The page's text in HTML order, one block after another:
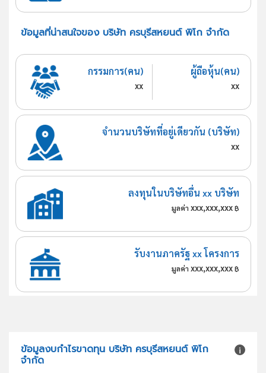
ข้อมูลที่น่าสนใจของ บริษัท ครบุรีสหยนต์ พิโก จำกัด
กรรมการ(คน)
xx
ผู้ถือหุ้น(คน)
xx
จำนวนบริษัทที่อยู่เดียวกัน (บริษัท)
xx
ลงทุนในบริษัทอื่น xx บริษัท
มูลค่า xxx,xxx,xxx ฿
รับงานภาครัฐ xx โครงการ
มูลค่า xxx,xxx,xxx ฿
ข้อมูลงบกำไรขาดทุน บริษัท ครบุรีสหยนต์ พิโก
จำกัด